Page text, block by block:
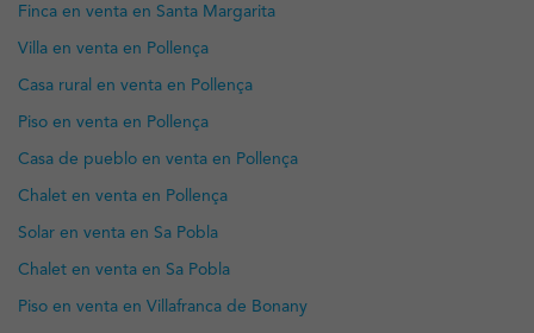
Finca en venta en Santa Margarita
Villa en venta en Pollença
Casa rural en venta en Pollença
Piso en venta en Pollença
Casa de pueblo en venta en Pollença
Chalet en venta en Pollença
Solar en venta en Sa Pobla
Chalet en venta en Sa Pobla
Piso en venta en Villafranca de Bonany